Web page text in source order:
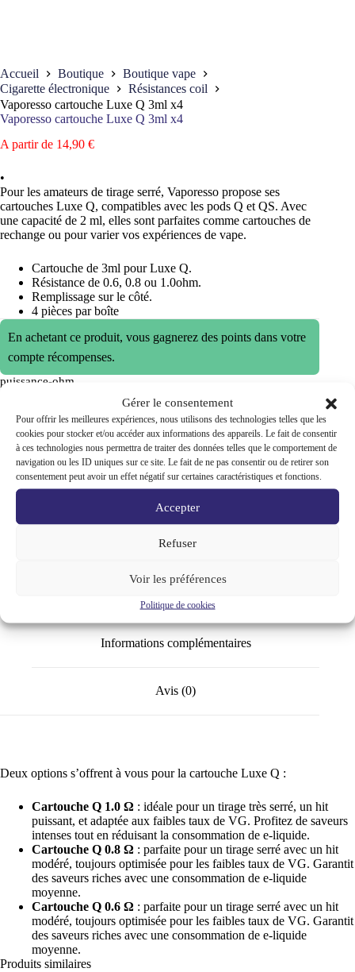
Gérer le consentement
Pour offrir les meilleures expériences, nous utilisons des technologies telles que les
cookies pour stocker et/ou accéder aux informations des appareils. Le fait de consentir
à ces technologies nous permettra de traiter des données telles que le comportement de
navigation ou les ID uniques sur ce site. Le fait de ne pas consentir ou de retirer son
consentement peut avoir un effet négatif sur certaines caractéristiques et fonctions.
Accepter
Refuser
Voir les préférences
Politique de cookies
Accueil Boutique
Boutique vape
Cigarette électronique
Résistances coil
Vaporesso cartouche Luxe Q 3ml x4
Vaporesso cartouche Luxe Q 3ml x4
A partir de 14,90 €
•
Pour les amateurs de tirage serré, Vaporesso propose ses
cartouches Luxe Q, compatibles avec les pods Q et QS. Avec
une capacité de 2 ml, elles sont parfaites comme cartouches de
rechange ou pour varier vos expériences de vape.
Cartouche de 3ml pour Luxe Q.
Résistance de 0.6, 0.8 ou 1.0ohm.
Remplissage sur le côté.
4 pièces par boîte
En achetant ce produit, vous gagnerez des points dans votre
compte récompenses.
puissance-ohm
1 Ohm
quantité
Vaporesso
cartouche
Luxe
3ml
Ajouter au panier
Vaporesso
Catégories :
Marque :Vaporesso
Informations complémentaires
Avis (0)
Deux options s’offrent à vous pour la cartouche Luxe Q :
Cartouche Q 1.0 Ω : idéale pour un tirage très serré, un hit
puissant, et adaptée aux faibles taux de VG. Profitez de saveurs
intenses tout en réduisant la consommation de e-liquide.
Cartouche Q 0.8 Ω : parfaite pour un tirage serré avec un hit
modéré, toujours optimisée pour les faibles taux de VG. Garantit
des saveurs riches avec une consommation de e-liquide
moyenne.
Cartouche Q 0.6 Ω : parfaite pour un tirage serré avec un hit
modéré, toujours optimisée pour les faibles taux de VG. Garantit
des saveurs riches avec une consommation de e-liquide
moyenne.
Produits similaires